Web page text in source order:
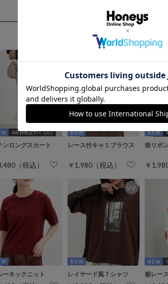
WEB限定ｻｲｽﾞ[3L]
ンロングスカート
（税込）
レース付キャミブラウス
￥1,980（税込）
後リボ
￥
ーネックニット レイヤード風Ｔシャツ 裾レー